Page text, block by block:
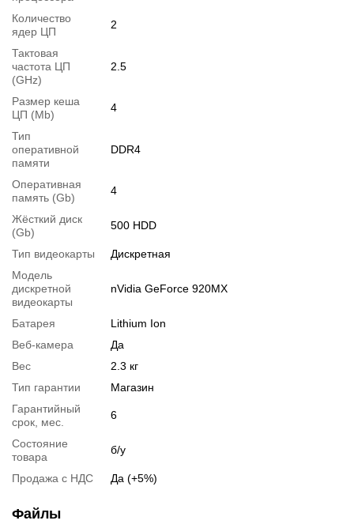
Перейти в начало обьявления >>
Написать на Email
Количество
ядер ЦП
2
Тактовая
частота ЦП
(GHz)
2.5
Размер кеша
ЦП (Mb)
4
Тип
оперативной
памяти
DDR4
Оперативная
память (Gb)
4
Жёсткий диск
(Gb)
500 HDD
Тип видеокарты
Дискретная
Модель
дискретной
видеокарты
nVidia GeForce 920MX
Батарея
Lithium Ion
Веб-камера
Да
Вес
2.3 кг
Тип гарантии
Магазин
Гарантийный
срок, мес.
6
Состояние
товара
б/у
Продажа с НДС Да (+5%)
Файлы